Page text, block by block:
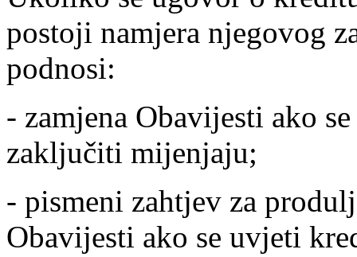
postoji namjera njegovog
podnosi:
- zamjena Obavijesti ako
zaključiti mijenjaju;
- pismeni zahtjev za
Obavijesti ako se uvjeti